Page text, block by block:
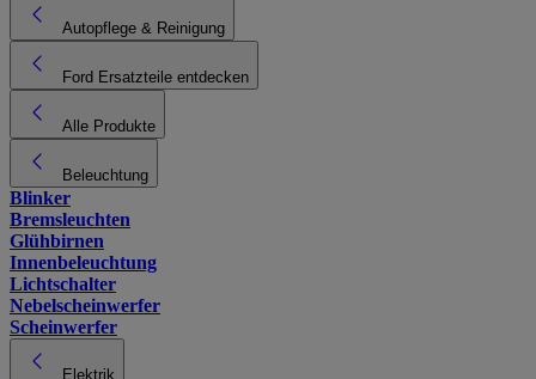
Autopflege & Reinigung
Ford Ersatzteile entdecken
Alle Produkte
Beleuchtung
Blinker
Bremsleuchten
Glühbirnen
Innenbeleuchtung
Lichtschalter
Nebelscheinwerfer
Scheinwerfer
Elektrik